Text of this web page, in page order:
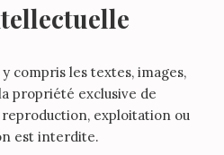
compris les textes, images,
propriété exclusive de
exploitation ou
est interdite.